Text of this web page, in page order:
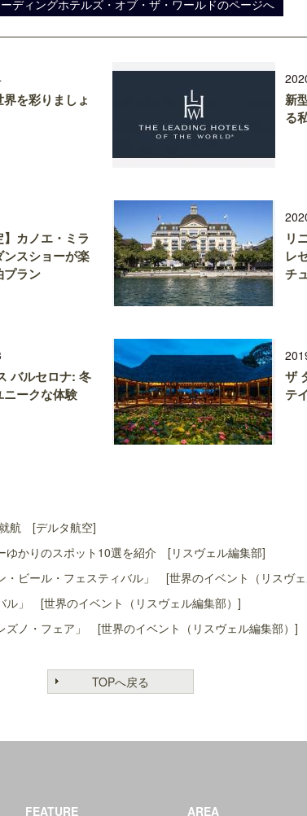
ディングホテルズ・オブ・ザ・ワールドのページへ
を彩りましょ
新
る
】カノエ・ミラ
ンスショーが楽
プラン
リ
レ
チ
バルセロナ: 冬
ニークな体験
ザ
テ
航 [デルタ航空]
ゆかりのスポット10選を紹介 [リスヴェル編集部]
・ビール・フェスティバル」 [世界のイベント（リスヴ
ル」 [世界のイベント（リスヴェル編集部）]
ズノ・フェア」 [世界のイベント（リスヴェル編集部）]
TOPへ戻る
FEATURE AREA